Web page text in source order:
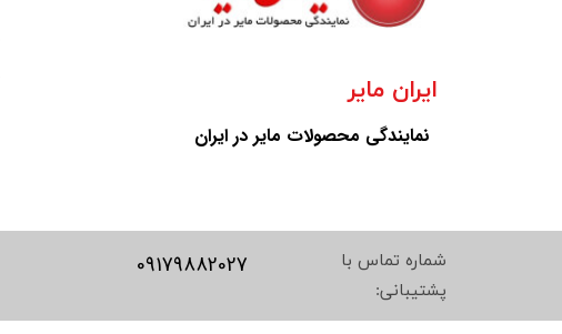
ایران مایر
نمایندگی محصولات مایر در ایران
شماره تماس با
پشتیبانی:
09179882027